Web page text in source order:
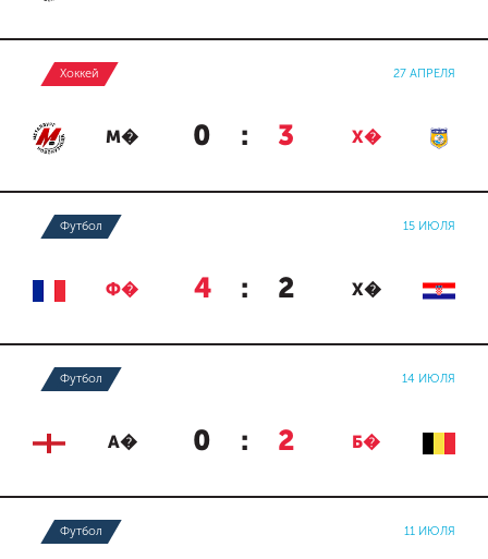
Хоккей 27 АПРЕЛЯ
М� 0 : 3 Х�
Футбол 15 ИЮЛЯ
Ф� 4 : 2 Х�
Футбол 14 ИЮЛЯ
А� 0 : 2 Б�
Футбол 11 ИЮЛЯ